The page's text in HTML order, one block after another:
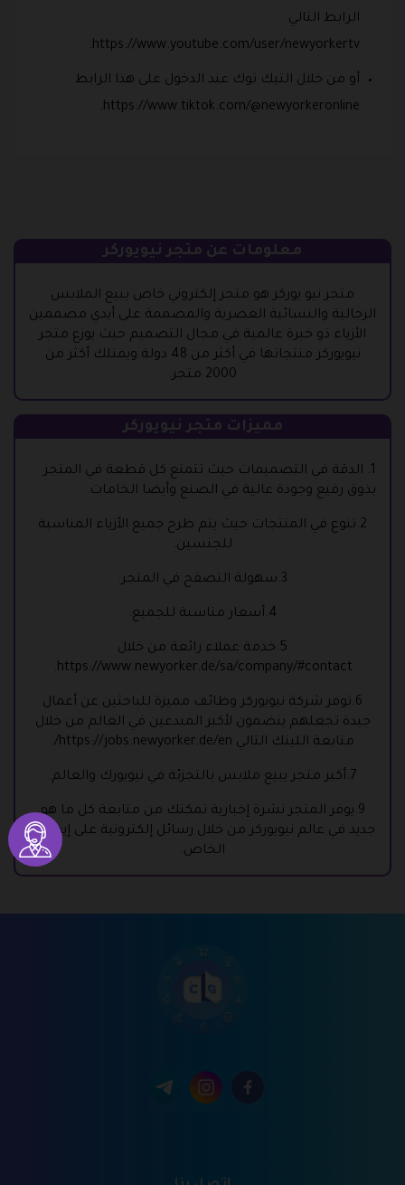
الرابط التالي
https://www.youtube.com/user/newyorkertv.
أو من خلال التيك توك عند الدخول على هذا الرابط
https://www.tiktok.com/@newyorkeronline.
معلومات عن متجر نيويوركر
متجر نيو يوركر هو متجر إلكتروني خاص ببيع الملابس
الرجالية والنسائية العصرية والمصممة على أيدي مصممين
الأزياء ذو خبرة عالمية في مجال التصميم حيث يوزع متجر
نيويوركر منتجاتها في أكثر من 48 دولة ويمتلك أكثر من
2000 متجر.
مميزات متجر نيويوركر
1 . الدقة في التصميمات حيث تتمتع كل قطعة في المتجر
بذوق رفيع وجودة عالية في الصنع وأيضا الخامات.
2.تنوع في المنتجات حيث يتم طرح جميع الأزياء المناسبة
للجنسين.
3.سهولة التصفح في المتجر.
4.أسعار مناسبة للجميع.
5.خدمة عملاء رائعة من خلال
https://www.newyorker.de/sa/company/#contact
.
6.توفر شركة نيويوركر وظائف مميزة للباحثين عن أعمال
جيدة تجعلهم ينضمون لأكبر المبدعين في العالم من خلال
متابعة اللينك التالي https://jobs.newyorker.de/en/
.
7.أكبر متجر يبيع ملابس بالتجزئة في نيويورك والعالم.
9.يوفر المتجر نشرة إخبارية تمكنك من متابعة كل ما هو
جديد في عالم نيويوركر من خلال رسائل إلكترونية على إيميلك
الخاص.